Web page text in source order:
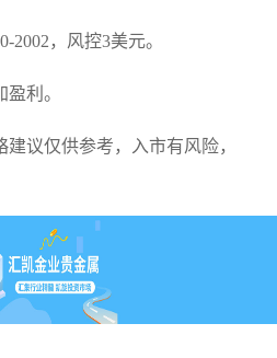
2002，风控3美元。
利。
议仅供参考，入市有风险，